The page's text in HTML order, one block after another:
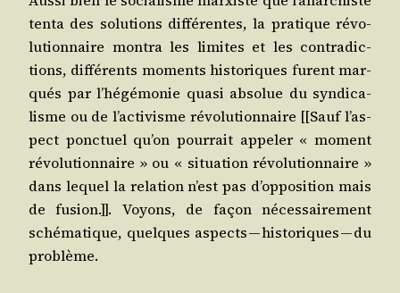
ten­ta des solu­tions dif­fé­rentes, la pra­tique révo­
lu­tion­naire mon­tra les limites et les contra­dic­
tions, dif­fé­rents moments his­to­riques furent mar­
qués par l’hé­gé­mo­nie qua­si abso­lue du syn­di­ca­
lisme ou de l’ac­ti­visme révo­lu­tion­naire [[Sauf l’as­
pect ponc­tuel qu’on pour­rait appe­ler « moment
révo­lu­tion­naire » ou « situa­tion révo­lu­tion­naire »
dans lequel la rela­tion n’est pas d’op­po­si­tion mais
de fusion.]]. Voyons, de façon néces­sai­re­ment
sché­ma­tique, quelques aspects — his­to­riques — du
problème.